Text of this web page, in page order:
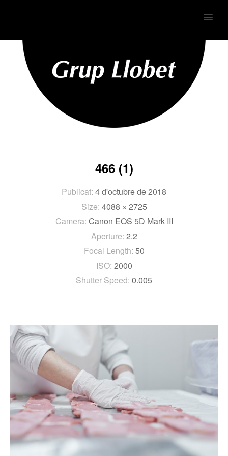
MENU
466 (1)
Publicat: 4 d'octubre de 2018
Size: 4088 × 2725
Camera: Canon EOS 5D Mark III
Aperture: 2.2
Focal Length: 50
ISO: 2000
Shutter Speed: 0.005